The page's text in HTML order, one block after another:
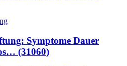
Symptome Dauer
(31060)